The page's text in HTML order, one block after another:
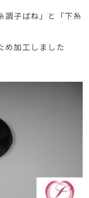
調子ばね」と「下糸
め加工しました